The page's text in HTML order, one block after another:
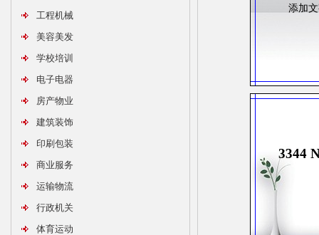
工程机械
美容美发
学校培训
电子电器
房产物业
建筑装饰
印刷包装
商业服务
运输物流
行政机关
体育运动
添加
3344